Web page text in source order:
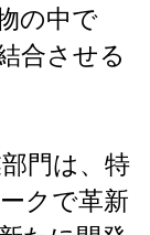
の中で
合させる
門は、特
クで革新